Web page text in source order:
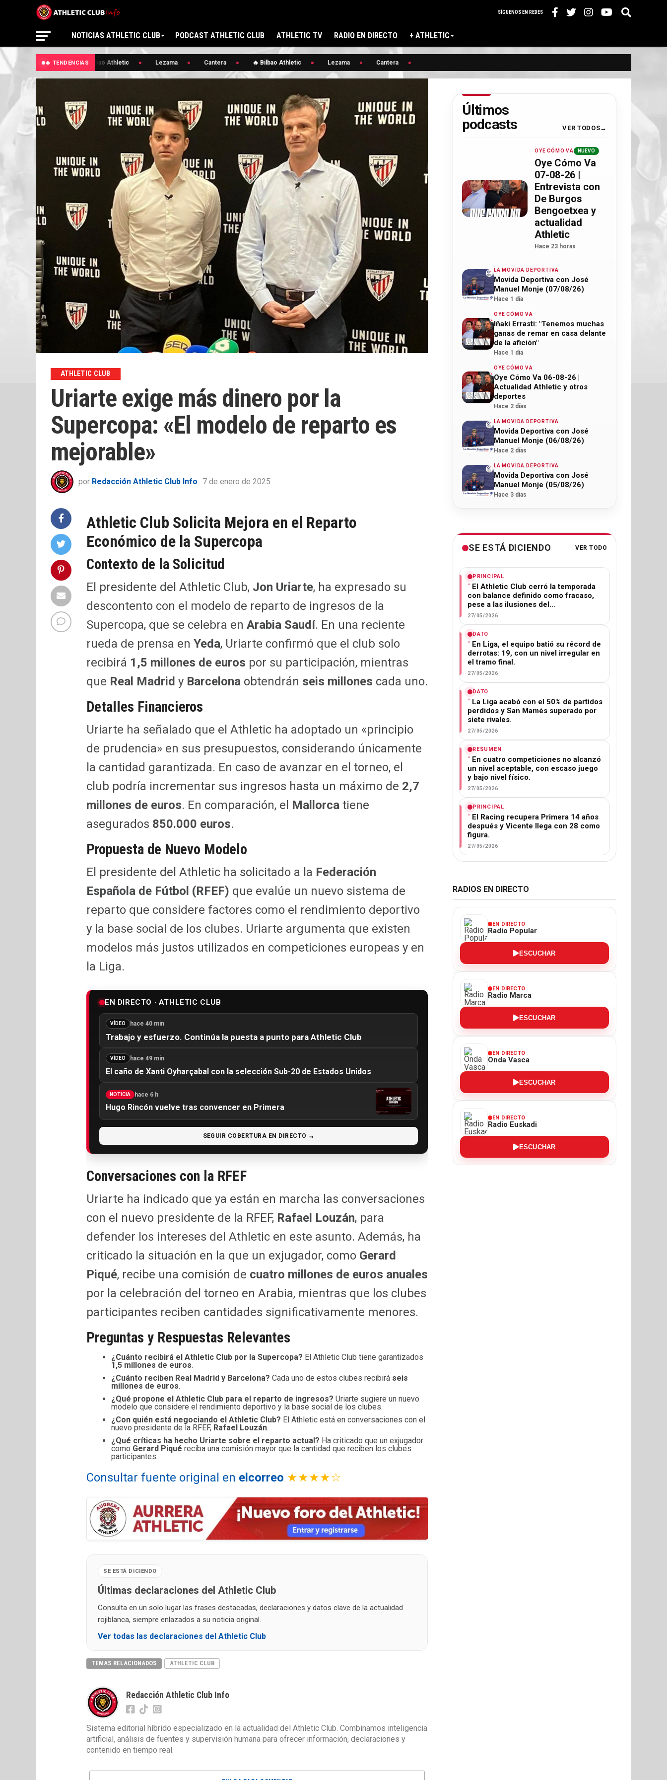
SÍGUENOS EN REDES
NOTICIAS ATHLETIC CLUB PODCAST ATHLETIC CLUB ATHLETIC TV RADIO EN DIRECTO + ATHLETIC
🔥 TENDENCIAS🔥 Bilbao Athletic Lezama Cantera 🔥 Bilbao Athletic Lezama Cantera
ATHLETIC CLUB
Uriarte exige más dinero por la
Supercopa: «El modelo de reparto es
mejorable»
por Redacción Athletic Club Info 7 de enero de 2025
Athletic Club Solicita Mejora en el Reparto
Económico de la Supercopa
Contexto de la Solicitud
El presidente del Athletic Club, Jon Uriarte, ha expresado su
descontento con el modelo de reparto de ingresos de la
Supercopa, que se celebra en Arabia Saudí. En una reciente
rueda de prensa en Yeda, Uriarte confirmó que el club solo
recibirá 1,5 millones de euros por su participación, mientras
que Real Madrid y Barcelona obtendrán seis millones cada uno.
Detalles Financieros
Uriarte ha señalado que el Athletic ha adoptado un «principio
de prudencia» en sus presupuestos, considerando únicamente
la cantidad garantizada. En caso de avanzar en el torneo, el
club podría incrementar sus ingresos hasta un máximo de 2,7
millones de euros. En comparación, el Mallorca tiene
asegurados 850.000 euros.
Propuesta de Nuevo Modelo
El presidente del Athletic ha solicitado a la Federación
Española de Fútbol (RFEF) que evalúe un nuevo sistema de
reparto que considere factores como el rendimiento deportivo
y la base social de los clubes. Uriarte argumenta que existen
modelos más justos utilizados en competiciones europeas y en
la Liga.
EN DIRECTO · ATHLETIC CLUB
VÍDEO hace 40 min
Trabajo y esfuerzo. Continúa la puesta a punto para Athletic Club
VÍDEO hace 49 min
El caño de Xanti Oyharçabal con la selección Sub-20 de Estados Unidos
NOTICIA hace 6 h
Hugo Rincón vuelve tras convencer en Primera
SEGUIR COBERTURA EN DIRECTO →
Conversaciones con la RFEF
Uriarte ha indicado que ya están en marcha las conversaciones
con el nuevo presidente de la RFEF, Rafael Louzán, para
defender los intereses del Athletic en este asunto. Además, ha
criticado la situación en la que un exjugador, como Gerard
Piqué, recibe una comisión de cuatro millones de euros anuales
por la celebración del torneo en Arabia, mientras que los clubes
participantes reciben cantidades significativamente menores.
Preguntas y Respuestas Relevantes
¿Cuánto recibirá el Athletic Club por la Supercopa? El Athletic Club tiene garantizados
1,5 millones de euros.
¿Cuánto reciben Real Madrid y Barcelona? Cada uno de estos clubes recibirá seis
millones de euros.
¿Qué propone el Athletic Club para el reparto de ingresos? Uriarte sugiere un nuevo
modelo que considere el rendimiento deportivo y la base social de los clubes.
¿Con quién está negociando el Athletic Club? El Athletic está en conversaciones con el
nuevo presidente de la RFEF, Rafael Louzán.
¿Qué críticas ha hecho Uriarte sobre el reparto actual? Ha criticado que un exjugador
como Gerard Piqué reciba una comisión mayor que la cantidad que reciben los clubes
participantes.
Consultar fuente original en elcorreo ★★★★☆
SE ESTÁ DICIENDO
Últimas declaraciones del Athletic Club
Consulta en un solo lugar las frases destacadas, declaraciones y datos clave de la actualidad
rojiblanca, siempre enlazados a su noticia original.
Ver todas las declaraciones del Athletic Club
TEMAS RELACIONADOS ATHLETIC CLUB
Redacción Athletic Club Info
Sistema editorial híbrido especializado en la actualidad del Athletic Club. Combinamos inteligencia
artificial, análisis de fuentes y supervisión humana para ofrecer información, declaraciones y
contenido en tiempo real.
Últimos
podcasts
VER TODOS
OYE CÓMO VA NUEVO
Oye Cómo Va
07-08-26 |
Entrevista con
De Burgos
Bengoetxea y
actualidad
Athletic
Hace 23 horas
LA MOVIDA DEPORTIVA
Movida Deportiva con José
Manuel Monje (07/08/26)
Hace 1 día
OYE CÓMO VA
Iñaki Errasti: "Tenemos muchas
ganas de remar en casa delante
de la afición"
Hace 1 día
OYE CÓMO VA
Oye Cómo Va 06-08-26 |
Actualidad Athletic y otros
deportes
Hace 2 días
LA MOVIDA DEPORTIVA
Movida Deportiva con José
Manuel Monje (06/08/26)
Hace 2 días
LA MOVIDA DEPORTIVA
Movida Deportiva con José
Manuel Monje (05/08/26)
Hace 3 días
SE ESTÁ DICIENDO VER TODO
PRINCIPAL
El Athletic Club cerró la temporada
con balance definido como fracaso,
pese a las ilusiones del…
27/05/2026
DATO
En Liga, el equipo batió su récord de
derrotas: 19, con un nivel irregular en
el tramo final.
27/05/2026
DATO
La Liga acabó con el 50% de partidos
perdidos y San Mamés superado por
siete rivales.
27/05/2026
RESUMEN
En cuatro competiciones no alcanzó
un nivel aceptable, con escaso juego
y bajo nivel físico.
27/05/2026
PRINCIPAL
El Racing recupera Primera 14 años
después y Vicente llega con 28 como
figura.
27/05/2026
RADIOS EN DIRECTO
EN DIRECTO
Radio Popular
ESCUCHAR
EN DIRECTO
Radio Marca
ESCUCHAR
EN DIRECTO
Onda Vasca
ESCUCHAR
EN DIRECTO
Radio Euskadi
ESCUCHAR